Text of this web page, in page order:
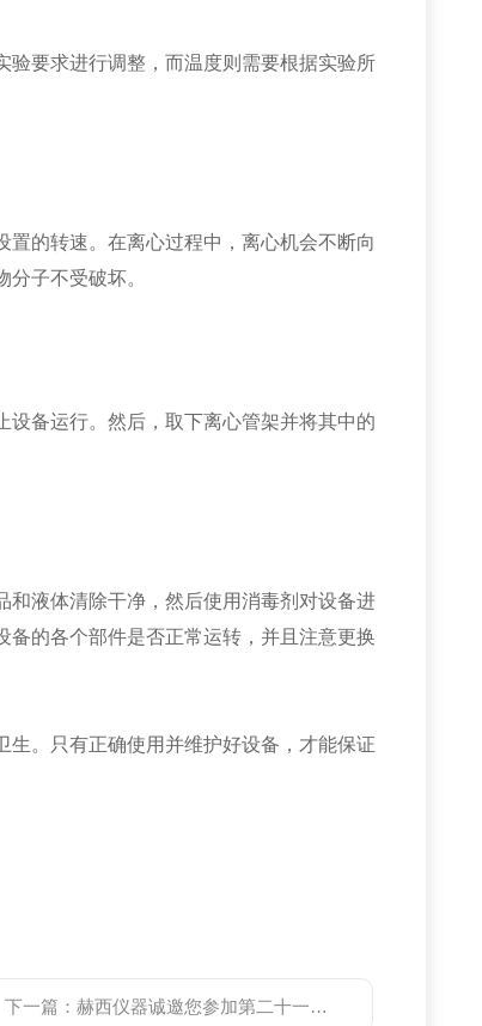
要求进行调整，而温度则需要根据实验所
的转速。在离心过程中，离心机会不断向
子不受破坏。
备运行。然后，取下离心管架并将其中的
液体清除干净，然后使用消毒剂对设备进
的各个部件是否正常运转，并且注意更换
。只有正确使用并维护好设备，才能保证
下一篇： 赫西仪器诚邀您参加第二十一届世界制药原料中国展